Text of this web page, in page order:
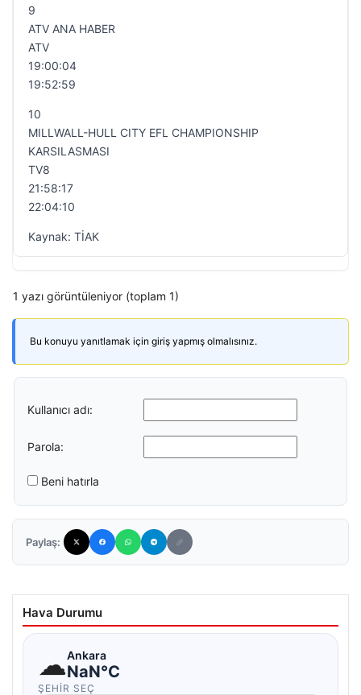
9
ATV ANA HABER
ATV
19:00:04
19:52:59
10
MILLWALL-HULL CITY EFL CHAMPIONSHIP
KARSILASMASI
TV8
21:58:17
22:04:10
Kaynak: TİAK
1 yazı görüntüleniyor (toplam 1)
Bu konuyu yanıtlamak için giriş yapmış olmalısınız.
Kullanıcı adı:
Parola:
Beni hatırla
Paylaş:
Hava Durumu
☁Ankara
NaN°C
ŞEHIR SEÇ